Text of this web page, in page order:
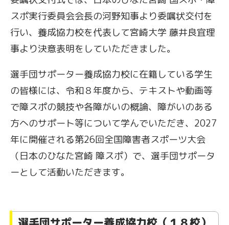
スポ実行委員会会長の河野知事より委嘱状交付を
行い、養成協力校を代表して宮崎大学 藤井良宜理
事より決意表明をしていただきました。
選手団サポーター養成協力校に在籍している学生
の皆様には、令和８年度から、テキストや動画等
で障スポの競技や各障がいの概論、障がいのある
方へのサポート等について学んでいただき、2027
年に開催される第26回全国障害者スポーツ大会
（日本のひなた宮崎 障スポ）で、選手団サポータ
ーとして活動いただきます。